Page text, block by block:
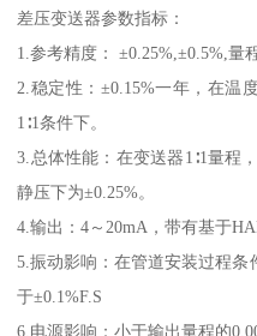
差压变送器参数指标：
1.参考精度： ±0.25%,±0.5%,量
2.稳定性：±0.15%一年，在温
1∶1条件下。
3.总体性能：在变送器1∶1量程
静压下为±0.25%。
4.输出：4～20mA，带有基于
5.振动影响：在管道安装过程条
于±0.1%F.S
6.电源影响：小于输出量程的